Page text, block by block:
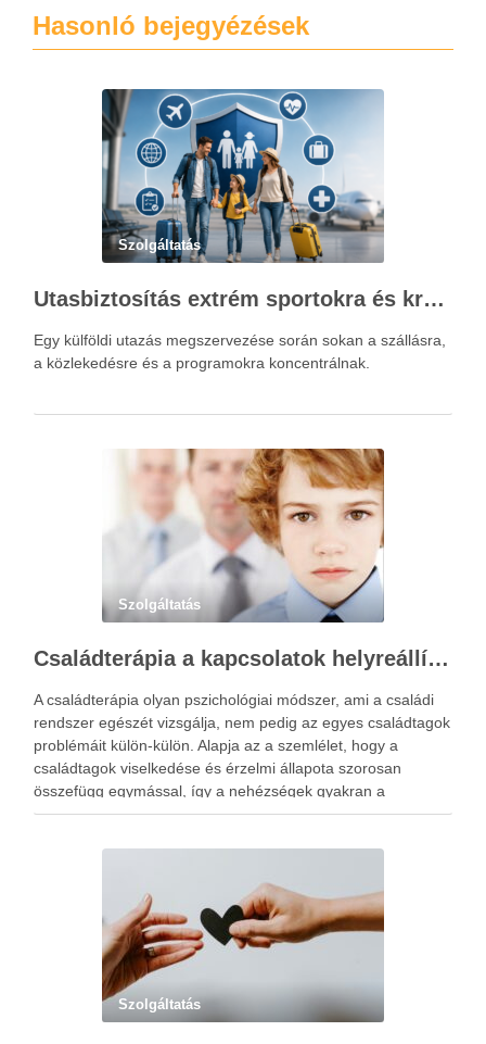
Hasonló bejegyézések
Szolgáltatás
Utasbiztosítás extrém sportokra és krónikus betegségek esetén: mire figyelj utazás előtt?
Egy külföldi utazás megszervezése során sokan a szállásra,
a közlekedésre és a programokra koncentrálnak.
Szolgáltatás
Családterápia a kapcsolatok helyreállításért
A családterápia olyan pszichológiai módszer, ami a családi
rendszer egészét vizsgálja, nem pedig az egyes családtagok
problémáit külön-külön. Alapja az a szemlélet, hogy a
családtagok viselkedése és érzelmi állapota szorosan
összefügg egymással, így a nehézségek gyakran a
kapcsolati mintázatokban gyökereznek. A családterápia
Szolgáltatás